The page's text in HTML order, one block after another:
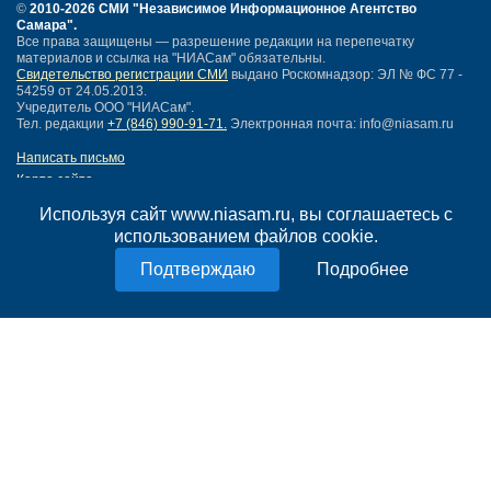
Используя сайт www.niasam.ru, вы соглашаетесь с
использованием файлов cookie.
Подробнее
© 2010-2026 СМИ "Независимое Информационное Агентство
Самара".
Все права защищены — разрешение редакции на перепечатку
материалов и ссылка на "НИАСам" обязательны.
Свидетельство регистрации СМИ выдано Роскомнадзор: ЭЛ № ФС 77 -
54259 от 24.05.2013.
Учредитель ООО "НИАСам".
Тел. редакции +7 (846) 990-91-71. Электронная почта: info@niasam.ru
Написать письмо
Карта сайта
Политика конфиденциальности
Согласие на обработку персональных данных